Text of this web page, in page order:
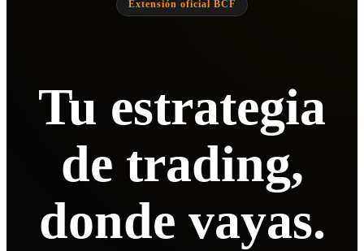
Extensión oficial BCF
Tu estrategia
de trading,
donde vayas.